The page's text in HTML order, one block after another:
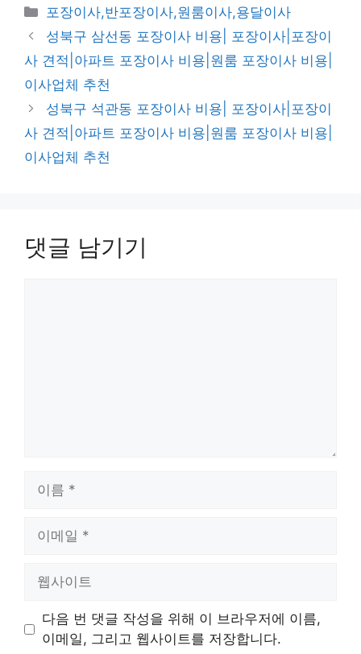
카
테
리
포장이사,반포장이사,원룸이사,용달이사
성북구 삼선동 포장이사 비용| 포장이사|포장이
사 견적|아파트 포장이사 비용|원룸 포장이사 비용|
이사업체 추천
성북구 석관동 포장이사 비용| 포장이사|포장이
사 견적|아파트 포장이사 비용|원룸 포장이사 비용|
이사업체 추천
댓글 남기기
트
다음 번 댓글 작성을 위해 이 브라우저에 이름,
이메일, 그리고 웹사이트를 저장합니다.